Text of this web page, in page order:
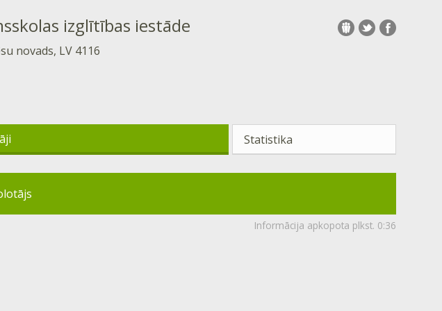
izglītības iestāde
novads, LV 4116
Statistika
Informācija apkopota plkst. 0:36